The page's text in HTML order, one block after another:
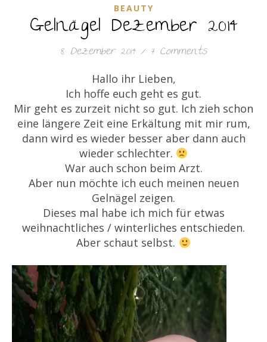
BEAUTY
Gelnägel Dezember 2014
8. Dezember 2014 / 7 Comments
Hallo ihr Lieben,
Ich hoffe euch geht es gut.
Mir geht es zurzeit nicht so gut. Ich zieh schon
eine längere Zeit eine Erkältung mit mir rum,
dann wird es wieder besser aber dann auch
wieder schlechter.
War auch schon beim Arzt.
Aber nun möchte ich euch meinen neuen
Gelnägel zeigen.
Dieses mal habe ich mich für etwas
weihnachtliches / winterliches entschieden.
Aber schaut selbst.